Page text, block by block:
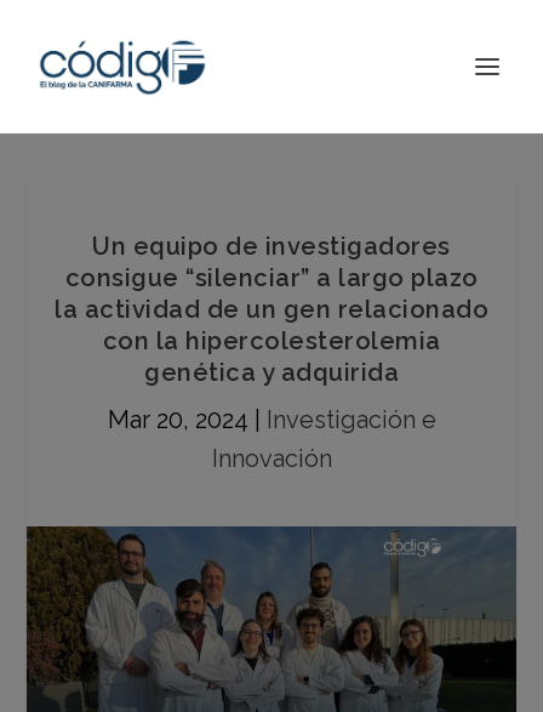
Un equipo de investigadores
consigue “silenciar” a largo plazo
la actividad de un gen relacionado
con la hipercolesterolemia
genética y adquirida
Mar 20, 2024
Investigación e
Innovación